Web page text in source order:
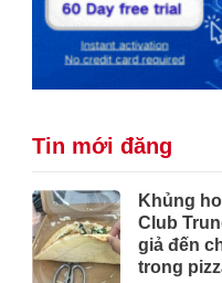
Tin mới đăng
Khủng
Club
giả đến
trong